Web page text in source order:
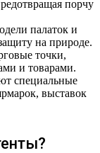
порчу
палаток и
на природе.
точки,
и товарами.
специальные
выставок